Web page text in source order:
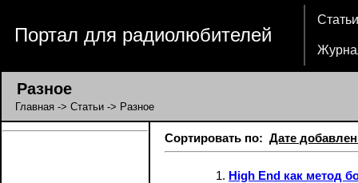
Портал для радиолюбителей
Статьи
Разное
Главная -> Статьи -> Разное
Сортировать по: Дате
High End как метод